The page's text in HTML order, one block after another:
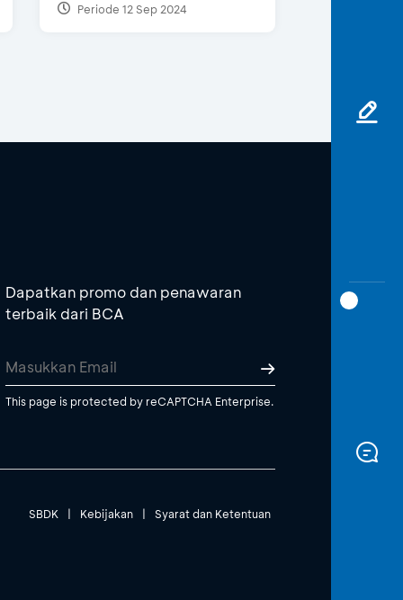
Periode 12 Sep 2024
Dapatkan promo dan penawaran
terbaik dari BCA
This page is protected by reCAPTCHA Enterprise.
SBDK | Kebijakan | Syarat dan Ketentuan